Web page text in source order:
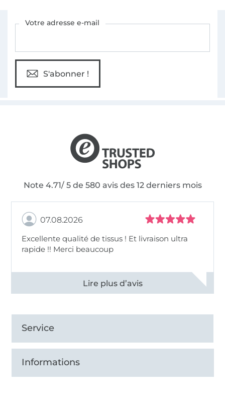
Votre adresse e-mail
S'abonner !
Note 4.71/ 5 de 580 avis des 12 derniers mois
07.08.2026
Excellente qualité de tissus ! Et livraison ultra
rapide !! Merci beaucoup
Voir tous les 11496 commentaires
Service
Informations